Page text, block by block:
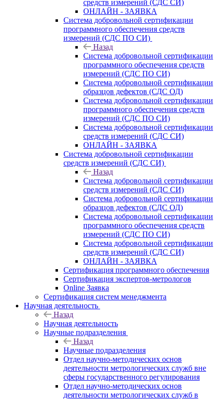
средств измерений (СДС СИ)
ОНЛАЙН - ЗАЯВКА
Система добровольной сертификации
программного обеспечения средств
измерений (СДС ПО СИ)
Назад
Система добровольной сертификации
программного обеспечения средств
измерений (СДС ПО СИ)
Система добровольной сертификации
образцов дефектов (СДС ОД)
Система добровольной сертификации
программного обеспечения средств
измерений (СДС ПО СИ)
Система добровольной сертификации
средств измерений (СДС СИ)
ОНЛАЙН - ЗАЯВКА
Система добровольной сертификации
средств измерений (СДС СИ)
Назад
Система добровольной сертификации
средств измерений (СДС СИ)
Система добровольной сертификации
образцов дефектов (СДС ОД)
Система добровольной сертификации
программного обеспечения средств
измерений (СДС ПО СИ)
Система добровольной сертификации
средств измерений (СДС СИ)
ОНЛАЙН - ЗАЯВКА
Сертификация программного обеспечения
Сертификация экспертов-метрологов
Online Заявка
Сертификация систем менеджмента
Научная деятельность
Назад
Научная деятельность
Научные подразделения
Назад
Научные подразделения
Отдел научно-методических основ
деятельности метрологических служб вне
сферы государственного регулирования
Отдел научно-методических основ
деятельности метрологических служб в